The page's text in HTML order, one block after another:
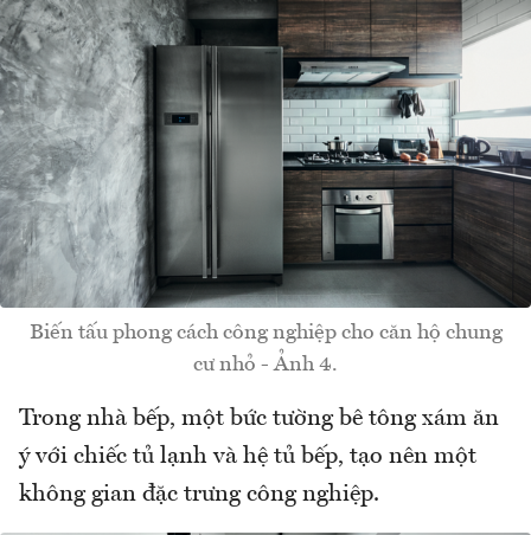
Biến tấu phong cách công nghiệp cho căn hộ chung
cư nhỏ - Ảnh 4.
Trong nhà bếp, một bức tường bê tông xám ăn
ý với chiếc tủ lạnh và hệ tủ bếp, tạo nên một
không gian đặc trưng công nghiệp.